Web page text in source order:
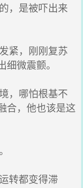
，是被吓出来
紧，刚刚复苏
微震颤。
，哪怕根基不
合，他也该是这
转都变得滞